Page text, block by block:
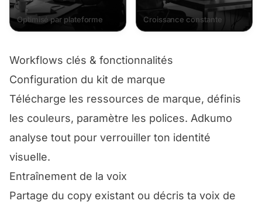
Optimisé par plateforme Croissance constante
Workflows clés & fonctionnalités
Configuration du kit de marque
Télécharge les ressources de marque, définis
les couleurs, paramètre les polices. Adkumo
analyse tout pour verrouiller ton identité
visuelle.
Entraînement de la voix
Partage du copy existant ou décris ta voix de